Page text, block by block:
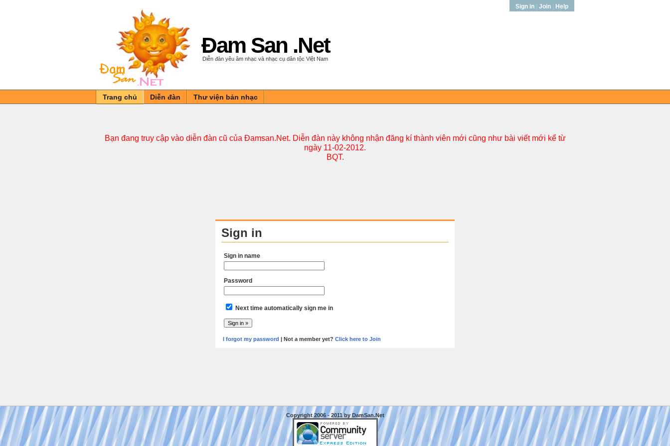
Đam San .Net
Diễn đàn yêu âm nhạc và nhạc cụ dân tộc Việt Nam
Sign in Join Help
Trang chủ Diễn đàn Thư viện bản nhạc
Bạn đang truy cập vào diễn đàn cũ của Đamsan.Net. Diễn đàn này không nhận đăng kí thành viên mới cũng như bài viết mới kể từ
ngày 11-02-2012.
BQT.
Sign in
Sign in name
Password
Next time automatically sign me in
I forgot my password | Not a member yet? Click here to Join
Copyright 2006 - 2011 by DamSan.Net